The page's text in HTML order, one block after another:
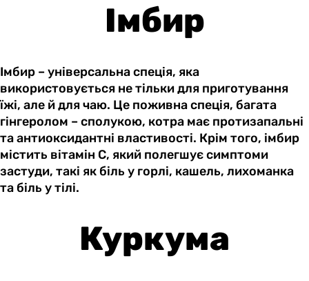
Імбир
Імбир – універсальна спеція, яка
використовується не тільки для приготування
їжі, але й для чаю. Це поживна спеція, багата
гінгеролом – сполукою, котра має протизапальні
та антиоксидантні властивості. Крім того, імбир
містить вітамін С, який полегшує симптоми
застуди, такі як біль у горлі, кашель, лихоманка
та біль у тілі.
Куркума